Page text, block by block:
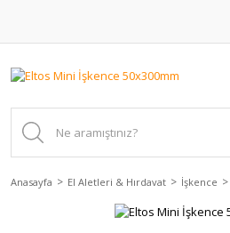
Anasayfa El Aletleri & Hırdavat İşkence